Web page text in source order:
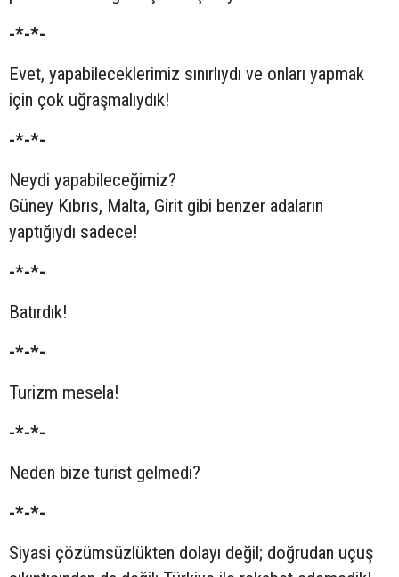
-*-*-
Evet, yapabileceklerimiz sınırlıydı ve onları yapmak
için çok uğraşmalıydık!
-*-*-
Neydi yapabileceğimiz?
Güney Kıbrıs, Malta, Girit gibi benzer adaların
yaptığıydı sadece!
-*-*-
Batırdık!
-*-*-
Turizm mesela!
-*-*-
Neden bize turist gelmedi?
-*-*-
Siyasi çözümsüzlükten dolayı değil; doğrudan uçuş